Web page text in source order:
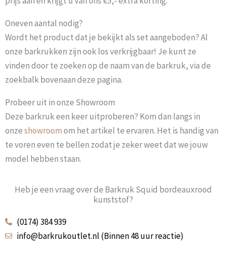
Oneven aantal nodig?
Wordt het product dat je bekijkt als set aangeboden? Al
onze barkrukken zijn ook los verkrijgbaar! Je kunt ze
vinden door te zoeken op de naam van de barkruk, via de
zoekbalk bovenaan deze pagina.
Probeer uit in onze Showroom
Deze barkruk een keer uitproberen? Kom dan langs in
onzeshowroomom het artikel te ervaren. Het is handig van
te voren even te bellen zodat je zeker weet dat we jouw
model hebben staan.
Heb je een vraag over de Barkruk Squid bordeauxrood
kunststof?
(0174) 384 939
info@barkrukoutlet.nl (Binnen 48 uur reactie)